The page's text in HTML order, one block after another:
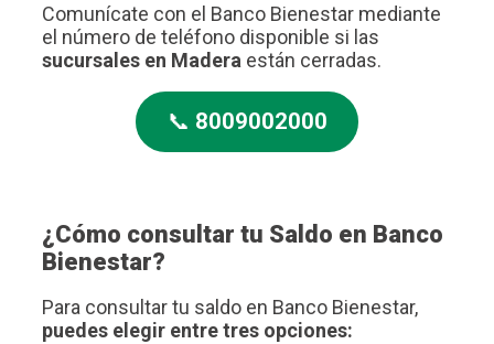
Comunícate con el Banco Bienestar mediante
el número de teléfono disponible si las
sucursales en Madera están cerradas.
📞 8009002000
¿Cómo consultar tu Saldo en Banco
Bienestar?
Para consultar tu saldo en Banco Bienestar,
puedes elegir entre tres opciones: